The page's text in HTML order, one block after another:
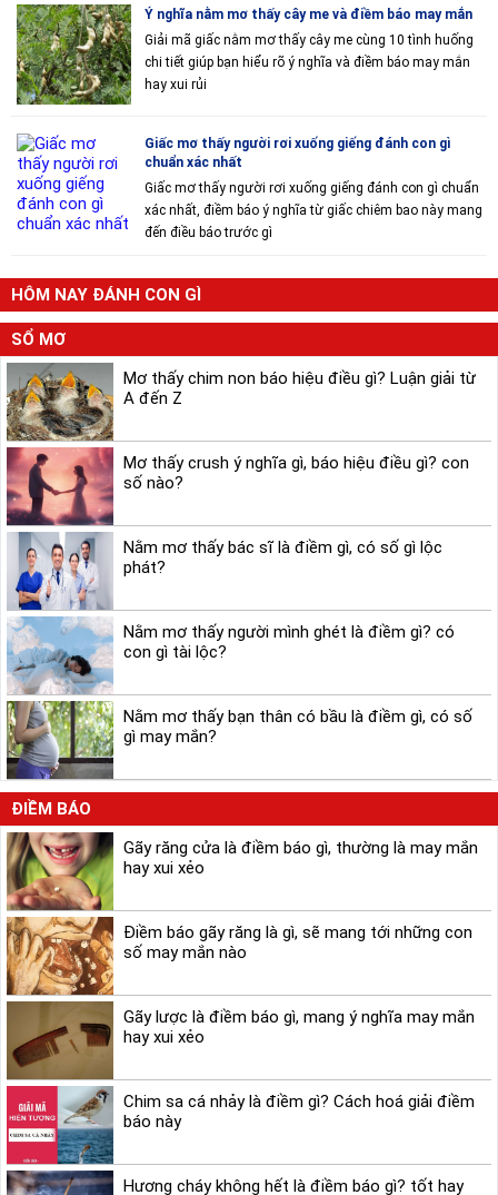
Ý nghĩa nằm mơ thấy cây me và điềm báo may mắn
Giải mã giấc nằm mơ thấy cây me cùng 10 tình huống
chi tiết giúp bạn hiểu rõ ý nghĩa và điềm báo may mắn
hay xui rủi
Giấc mơ thấy người rơi xuống giếng đánh con gì
chuẩn xác nhất
Giấc mơ thấy người rơi xuống giếng đánh con gì chuẩn
xác nhất, điềm báo ý nghĩa từ giấc chiêm bao này mang
đến điều báo trước gì
HÔM NAY ĐÁNH CON GÌ
SỔ MƠ
Mơ thấy chim non báo hiệu điều gì? Luận giải từ
A đến Z
Mơ thấy crush ý nghĩa gì, báo hiệu điều gì? con
số nào?
Nằm mơ thấy bác sĩ là điềm gì, có số gì lộc
phát?
Nằm mơ thấy người mình ghét là điềm gì? có
con gì tài lộc?
Nằm mơ thấy bạn thân có bầu là điềm gì, có số
gì may mắn?
ĐIỀM BÁO
Gãy răng cửa là điềm báo gì, thường là may mắn
hay xui xẻo
Điềm báo gãy răng là gì, sẽ mang tới những con
số may mắn nào
Gãy lược là điềm báo gì, mang ý nghĩa may mắn
hay xui xẻo
Chim sa cá nhảy là điềm gì? Cách hoá giải điềm
báo này
Hương cháy không hết là điềm báo gì? tốt hay